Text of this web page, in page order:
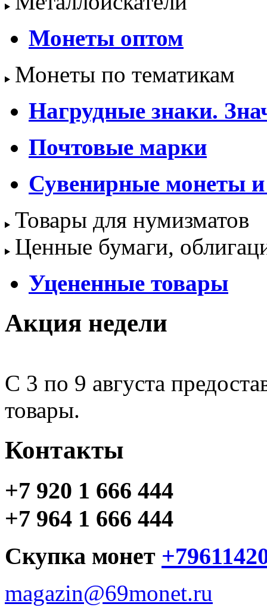
Монеты оптом
Монеты по тематикам
Нагрудные знаки.
Почтовые марки
Сувенирные монеты
Товары для нумизматов
Ценные бумаги,
Уцененные товары
Акция недели
С 3 по 9 августа
товары.
Контакты
+7 920 1 666 444
+7 964 1 666 444
Скупка монет
magazin@69monet.ru